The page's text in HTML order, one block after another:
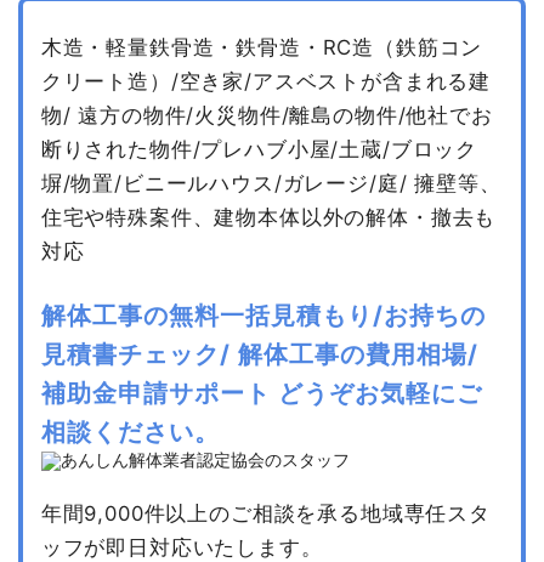
木造・軽量鉄骨造・鉄骨造・RC造（鉄筋コン
クリート造）/空き家/アスベストが含まれる建
物/ 遠方の物件/火災物件/離島の物件/他社でお
断りされた物件/プレハブ小屋/土蔵/ブロック
塀/物置/ビニールハウス/ガレージ/庭/ 擁壁等、
住宅や特殊案件、建物本体以外の解体・撤去も
対応
解体工事の無料一括見積もり/お持ちの
見積書チェック/ 解体工事の費用相場/
補助金申請サポート どうぞお気軽にご
相談ください。
年間9,000件以上のご相談を承る地域専任スタ
ッフが即日対応いたします。